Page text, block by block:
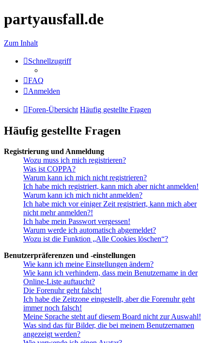
partyausfall.de
Zum Inhalt
Schnellzugriff
FAQ
Anmelden
Foren-Übersicht Häufig gestellte Fragen
Häufig gestellte Fragen
Registrierung und Anmeldung
Wozu muss ich mich registrieren?
Was ist COPPA?
Warum kann ich mich nicht registrieren?
Ich habe mich registriert, kann mich aber nicht anmelden!
Warum kann ich mich nicht anmelden?
Ich habe mich vor einiger Zeit registriert, kann mich aber
nicht mehr anmelden?!
Ich habe mein Passwort vergessen!
Warum werde ich automatisch abgemeldet?
Wozu ist die Funktion „Alle Cookies löschen“?
Benutzerpräferenzen und -einstellungen
Wie kann ich meine Einstellungen ändern?
Wie kann ich verhindern, dass mein Benutzername in der
Online-Liste auftaucht?
Die Forenuhr geht falsch!
Ich habe die Zeitzone eingestellt, aber die Forenuhr geht
immer noch falsch!
Meine Sprache steht auf diesem Board nicht zur Auswahl!
Was sind das für Bilder, die bei meinem Benutzernamen
angezeigt werden?